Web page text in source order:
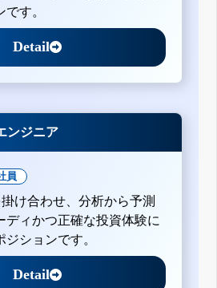
す。
Detail
ンジニア
員
け合わせ、分析から予測
ディかつ正確な投資体験に
ションです。
Detail